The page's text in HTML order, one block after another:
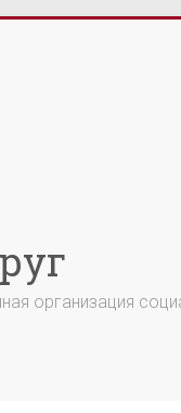
организация